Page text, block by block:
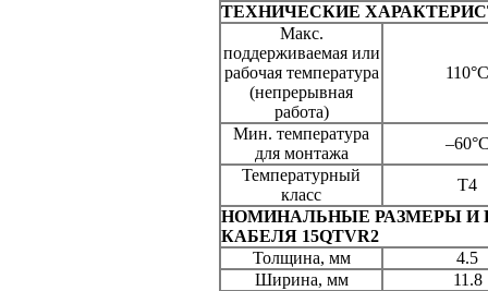
ТЕХНИЧЕСКИЕ
Макс.
поддерживаемая или
рабочая температура
(непрерывная
работа)
110°C
Мин. температура
для монтажа
Температурный
класс
Т4
НОМИНАЛЬНЫЕ РАЗМЕРЫ И
КАБЕЛЯ 15QTVR2
Толщина, мм
4.5
Ширина, мм
11.8